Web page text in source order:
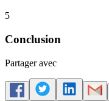
5
Conclusion
Partager avec